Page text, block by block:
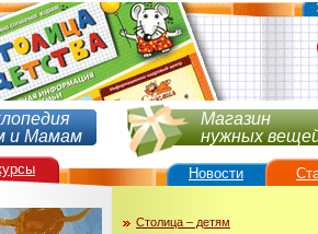
и Мамам
Магазин
нужных
Столица – детям
Новости